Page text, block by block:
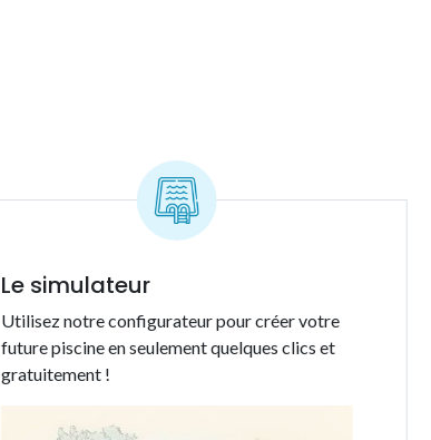
Le simulateur
Utilisez notre configurateur pour créer votre
future piscine en seulement quelques clics et
gratuitement !